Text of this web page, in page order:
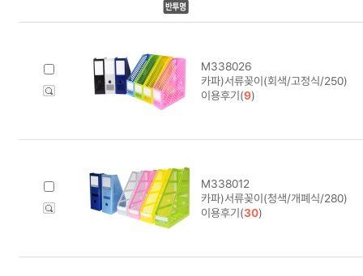
M338026
카파)서류꽂이(회색/고정식/250)
이용후기(9)
M338012
카파)서류꽂이(청색/개폐식/280)
이용후기(30)